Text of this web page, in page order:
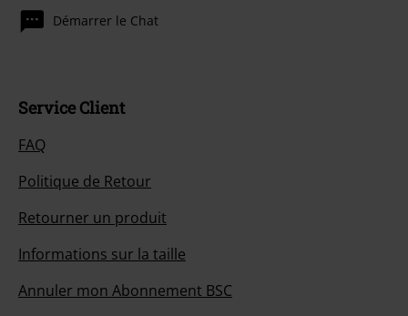
Démarrer le Chat
Service Client
FAQ
Politique de Retour
Retourner un produit
Informations sur la taille
Annuler mon Abonnement BSC